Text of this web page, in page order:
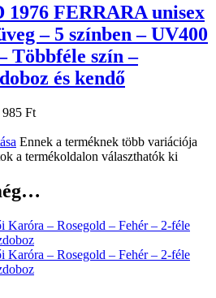
1976 FERRARA unisex
– 5 színben – UV400
Többféle szín –
és kendő
985 Ft
Ennek a terméknek több variációja
a termékoldalon választhatók ki